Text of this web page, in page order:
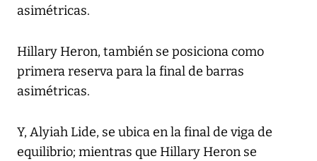
asimétricas.
Hillary Heron, también se posiciona como
primera reserva para la final de barras
asimétricas.
Y, Alyiah Lide, se ubica en la final de viga de
equilibrio; mientras que Hillary Heron se